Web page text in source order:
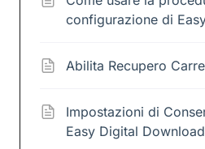
configurazione di
Abilita Recupero
Impostazioni di
Easy Digital